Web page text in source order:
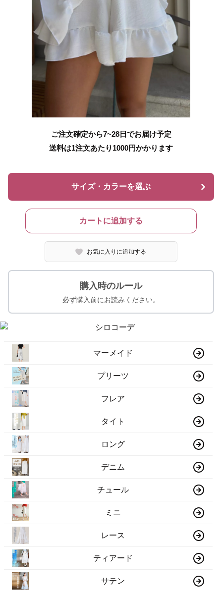
ご注文確定から7~28日でお届け予定
送料は1注文あたり 1000円かかります
サイズ・カラーを選ぶ
カートに追加する
お気に入りに追加する
購入時のルール
必ず購入前にお読みください。
マーメイド
プリーツ
フレア
タイト
ロング
デニム
チュール
ミニ
レース
ティアード
サテン